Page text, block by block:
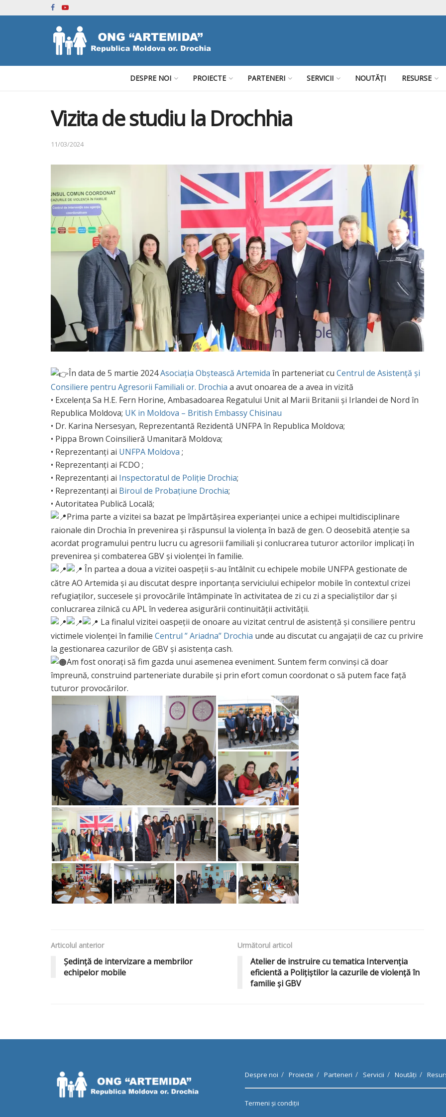
DESPRE NOI PROIECTE PARTENERI SERVICII NOUTĂȚI RESURSE
Vizita de studiu la Drochhia
11/03/2024
În data de 5 martie 2024Asociația Obștească Artemida în parteneriat cu Centrul de Asistență și
Consiliere pentru Agresorii Familiali or. Drochia a avut onoarea de a avea in vizită
• Excelența Sa H.E. Fern Horine, Ambasadoarea Regatului Unit al Marii Britanii și Irlandei de Nord în
Republica Moldova; UK in Moldova – British Embassy Chisinau
• Dr. Karina Nersesyan, Reprezentantă Rezidentă UNFPA în Republica Moldova;
• Pippa Brown Coinsilieră Umanitară Moldova;
• Reprezentanți ai UNFPA Moldova ;
• Reprezentanți ai FCDO ;
• Reprezentanți ai Inspectoratul de Poliție Drochia;
• Reprezentanți ai Biroul de Probațiune Drochia;
• Autoritatea Publică Locală;
Prima parte a vizitei sa bazat pe împărtășirea experianței unice a echipei multidisciplinare
raionale din Drochia în prevenirea și răspunsul la violența în bază de gen. O deosebită atenție sa
acordat programului pentru lucru cu agresorii familiali și conlucrarea tuturor actorilor implicați în
prevenirea și combaterea GBV și violenței în familie.
În partea a doua a vizitei oaspeții s-au întâlnit cu echipele mobile UNFPA gestionate de
către AO Artemida și au discutat despre inportanța serviciului echipelor mobile în contextul crizei
refugiaților, succesele și provocările întâmpinate în activitatea de zi cu zi a specialiștilor dar și
conlucrarea zilnică cu APL în vederea asigurării continuității activității.
La finalul vizitei oaspeții de onoare au vizitat centrul de asistență și consiliere pentru
victimele violenței în familie Centrul ” Ariadna” Drochia unde au discutat cu angajații de caz cu privire
la gestionarea cazurilor de GBV și asistența cash.
Am fost onorați să fim gazda unui asemenea eveniment. Suntem ferm convinși că doar
împreună, construind parteneriate durabile și prin efort comun coordonat o să putem face față
tuturor provocărilor.
Articolul anterior
Ședință de intervizare a membrilor
echipelor mobile
Următorul articol
Atelier de instruire cu tematica Intervenția
eficientă a Polițiștilor la cazurile de violență în
familie și GBV
Despre noi Proiecte Parteneri Servicii Noutăți
Termeni și condiții